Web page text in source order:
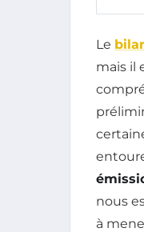
Le
mais il
nous
à